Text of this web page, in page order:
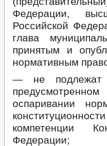
Федерации,
Российской
глава
принятым и
нормативным
— не подлежат
оспаривании
компетенции
Федерации;